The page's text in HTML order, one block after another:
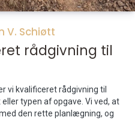
V. Schiøtt
rådgivning til
vi kvalificeret rådgivning til
typen af opgave. Vi ved, at
den rette planlægning, og